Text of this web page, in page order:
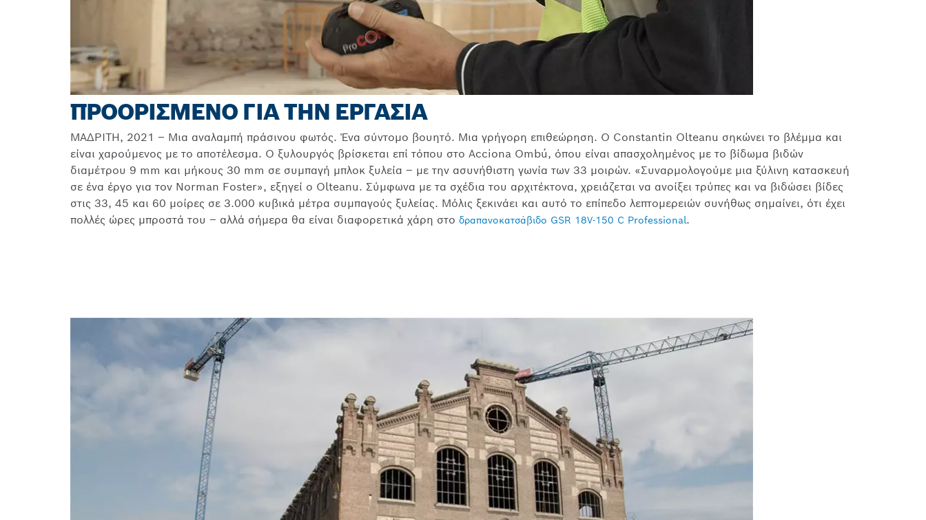
ΠΡΟΟΡΙΣΜΈΝΟ ΓΙΑ ΤΗΝ ΕΡΓΑΣΊΑ
ΜΑΔΡΙΤΗ, 2021 – Μια αναλαμπή πράσινου φωτός. Ένα σύντομο βουητό. Μια γρήγορη επιθεώρηση. Ο Constantin Olteanu σηκώνει το βλέμμα και
είναι χαρούμενος με το αποτέλεσμα. Ο ξυλουργός βρίσκεται επί τόπου στο Acciona Ombú, όπου είναι απασχολημένος με το βίδωμα βιδών
διαμέτρου 9 mm και μήκους 30 mm σε συμπαγή μπλοκ ξυλεία – με την ασυνήθιστη γωνία των 33 μοιρών. «Συναρμολογούμε μια ξύλινη κατασκευή
σε ένα έργο για τον Norman Foster», εξηγεί ο Olteanu. Σύμφωνα με τα σχέδια του αρχιτέκτονα, χρειάζεται να ανοίξει τρύπες και να βιδώσει βίδες
στις 33, 45 και 60 μοίρες σε 3.000 κυβικά μέτρα συμπαγούς ξυλείας. Μόλις ξεκινάει και αυτό το επίπεδο λεπτομερειών συνήθως σημαίνει, ότι έχει
πολλές ώρες μπροστά του – αλλά σήμερα θα είναι διαφορετικά χάρη στο δραπανοκατσάβιδο GSR 18V-150 C Professional.